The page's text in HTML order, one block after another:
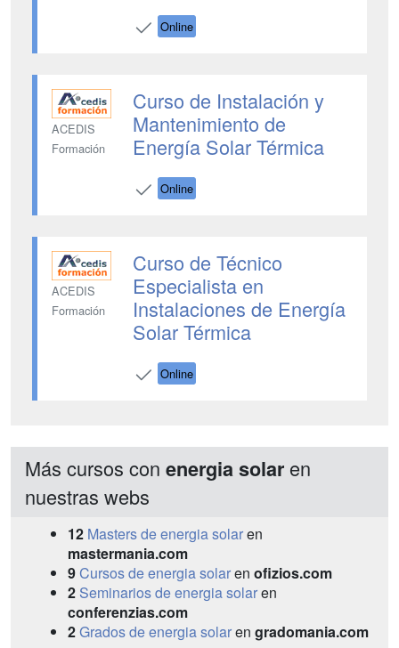
Online
ACEDIS
Formación
Curso de Instalación y
Mantenimiento de
Energía Solar Térmica
Online
ACEDIS
Formación
Curso de Técnico
Especialista en
Instalaciones de Energía
Solar Térmica
Online
Más cursos con energia solar en
nuestras webs
12 Masters de energia solaren
mastermania.com
9Cursos de energia solaren ofizios.com
2 Seminarios de energia solaren
conferenzias.com
2Grados de energia solaren gradomania.com